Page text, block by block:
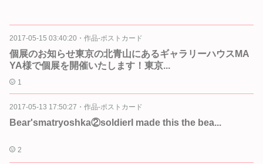
2017-05-15 03:40:20 ・ 作品-ポストカード
個展のお知らせ東京の北青山にあるギャラリーハウスMA
YA様で個展を開催いたします！東京...
1
2017-05-13 17:50:27 ・ 作品-ポストカード
Bear'smatryoshka②soldierI made this the bea...
2